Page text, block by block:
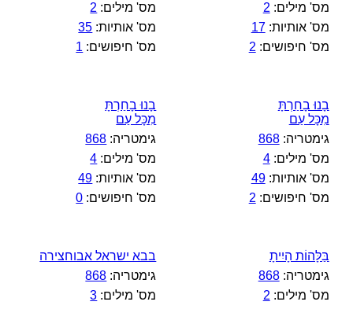
מס' מילים: 2
מס' אותיות:17
מס' חיפושים: 2
מס' מילים: 2
מס' אותיות: 35
מס' חיפושים: 1
בָנוּ בָחַרְתָּ
מִכָּל עַם
גימטריה:868
מס' מילים:4
מס' אותיות:49
מס' חיפושים: 2
בָנוּ בָחַרְתָּ
מִכָּל עַם
גימטריה: 868
מס' מילים: 4
מס' אותיות: 49
מס' חיפושים: 0
בַּלָּהוֹת הָיִיתָ
גימטריה:868
מס' מילים: 2
בבא ישראל אבוחצירה
גימטריה: 868
מס' מילים: 3